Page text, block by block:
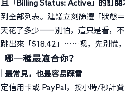
「Billing Status: Active」的訂閱
到全部列表。建議立刻篩選「狀態
天花了多少——別怕，這只是看，
出來「$18.42」……嗯，先別慌，
一種最適合你？
常見，也最容易踩雷
信用卡或 PayPal，按小時/秒計